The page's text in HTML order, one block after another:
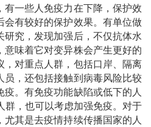
一些人免疫力在下降，保护效
有较好的保护效果。有单位做
究，发现加强后，不仅抗体水
味着它对变异株会产生更好的
对重点人群，包括口岸、隔离
，还包括接触到病毒风险比较
。有免疫功能缺陷或低下的人
群，也可以考虑加强免疫。对于
其是去疫情持续传播国家的人